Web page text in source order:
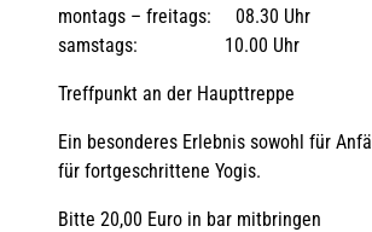
montags – freitags: 08.30 Uhr
samstags: 10.00 Uhr
Treffpunkt an der Haupttreppe
Ein besonderes Erlebnis sowohl für
für fortgeschrittene Yogis.
Bitte 20,00 Euro in bar mitbringen